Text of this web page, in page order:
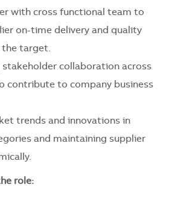
with cross functional team to
on-time delivery and quality
the target.
stakeholder collaboration across
contribute to company business
trends and innovations in
and maintaining supplier
role: